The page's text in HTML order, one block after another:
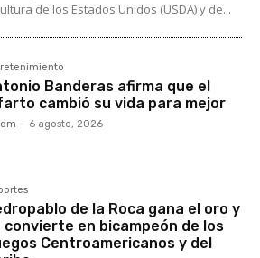
de los Estados Unidos (USDA) y de...
Banderas afirma que el
cambió su vida para mejor
- 6 agosto, 2026
de la Roca gana el oro y
convierte en bicampeón de los
Centroamericanos y del